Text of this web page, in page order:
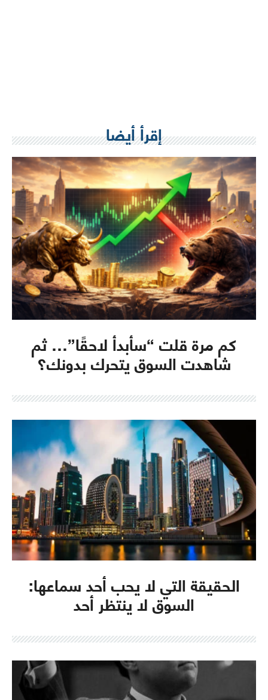
إقرأ أيضا
كم مرة قلت “سأبدأ لاحقًا”… ثم
شاهدت السوق يتحرك بدونك؟
الحقيقة التي لا يحب أحد سماعها:
السوق لا ينتظر أحد